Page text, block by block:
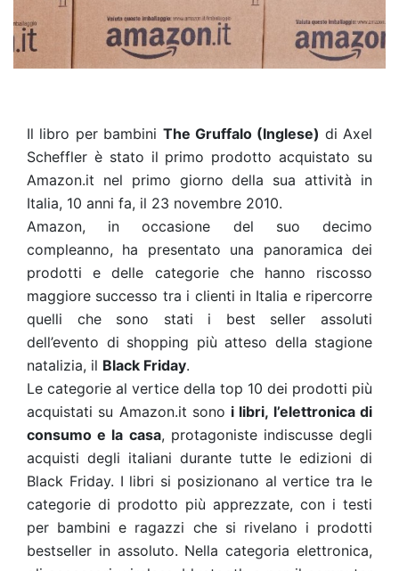
Il libro per bambini The Gruffalo (Inglese) di Axel
Scheffler è stato il primo prodotto acquistato su
Amazon.it nel primo giorno della sua attività in
Italia, 10 anni fa, il 23 novembre 2010.
Amazon, in occasione del suo decimo
compleanno, ha presentato una panoramica dei
prodotti e delle categorie che hanno riscosso
maggiore successo tra i clienti in Italia e ripercorre
quelli che sono stati i best seller assoluti
dell’evento di shopping più atteso della stagione
natalizia, il Black Friday.
Le categorie al vertice della top 10 dei prodotti più
acquistati su Amazon.it sono i libri, l’elettronica di
consumo e la casa, protagoniste indiscusse degli
acquisti degli italiani durante tutte le edizioni di
Black Friday. I libri si posizionano al vertice tra le
categorie di prodotto più apprezzate, con i testi
per bambini e ragazzi che si rivelano i prodotti
bestseller in assoluto. Nella categoria elettronica,